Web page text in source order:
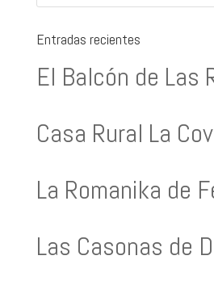
Entradas recientes
El Balcón de Las
Casa Rural La
La Romanika de
Las Casonas de